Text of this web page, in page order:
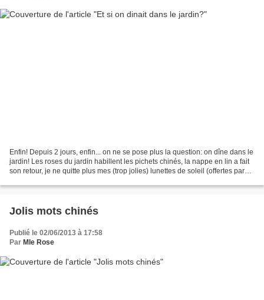
Enfin! Depuis 2 jours, enfin... on ne se pose plus la question: on dîne dans le
jardin! Les roses du jardin habillent les pichets chinés, la nappe en lin a fait
son retour, je ne quitte plus mes (trop jolies) lunettes de soleil (offertes par
Jolis mots chinés
Publié le 02/06/2013 à 17:58
Par Mle Rose